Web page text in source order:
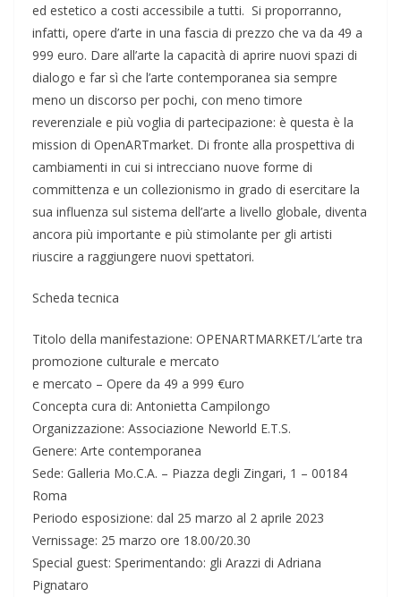
ed estetico a costi accessibile a tutti. Si proporranno,
infatti, opere d’arte in una fascia di prezzo che va da 49 a
999 euro. Dare all’arte la capacità di aprire nuovi spazi di
dialogo e far sì che l’arte contemporanea sia sempre
meno un discorso per pochi, con meno timore
reverenziale e più voglia di partecipazione: è questa è la
mission di OpenARTmarket. Di fronte alla prospettiva di
cambiamenti in cui si intrecciano nuove forme di
committenza e un collezionismo in grado di esercitare la
sua influenza sul sistema dell’arte a livello globale, diventa
ancora più importante e più stimolante per gli artisti
riuscire a raggiungere nuovi spettatori.
Scheda tecnica
Titolo della manifestazione: OPENARTMARKET/L’arte tra
promozione culturale e mercato
e mercato – Opere da 49 a 999 €uro
Concepta cura di: Antonietta Campilongo
Organizzazione: Associazione Neworld E.T.S.
Genere: Arte contemporanea
Sede: Galleria Mo.C.A. – Piazza degli Zingari, 1 – 00184
Roma
Periodo esposizione: dal 25 marzo al 2 aprile 2023
Vernissage: 25 marzo ore 18.00/20.30
Special guest: Sperimentando: gli Arazzi di Adriana
Pignataro